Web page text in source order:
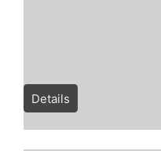
Details